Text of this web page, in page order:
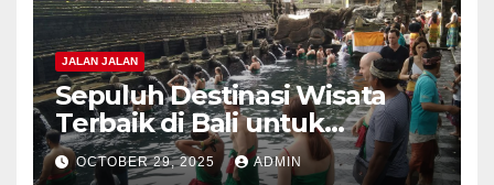
JALAN JALAN
Sepuluh Destinasi Wisata
Terbaik di Bali untuk
Petualangan Epik di 2025
OCTOBER 29, 2025 ADMIN